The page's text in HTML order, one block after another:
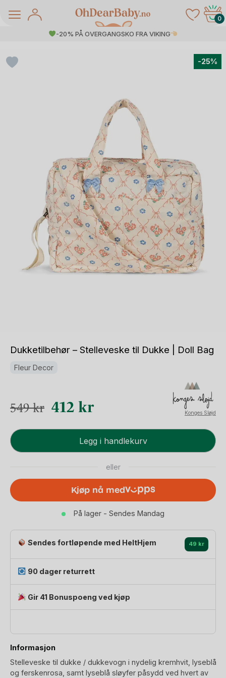
0
-20% PÅ OVERGANGSKO FRA VIKING
-25%
Dukketilbehør – Stelleveske til Dukke | Doll Bag
Fleur Decor
549kr Opprinnelig
549 kr.
412krNåværende
er:
412 kr.
Konges Sløjd
Dukketilbehør
-
Dukke
|
antall
Legg i handlekurv
eller
Kjøp nå med
På lager - Sendes Mandag
Sendes fortløpende med HeltHjem 49 kr
90 dager returrett
Gir 41 Bonuspoeng ved kjøp
Informasjon
Stelleveske til dukke / dukkevogn i nydelig kremhvit, lyseblå
og ferskenrosa, samt lyseblå sløyfer påsydd ved hvert av